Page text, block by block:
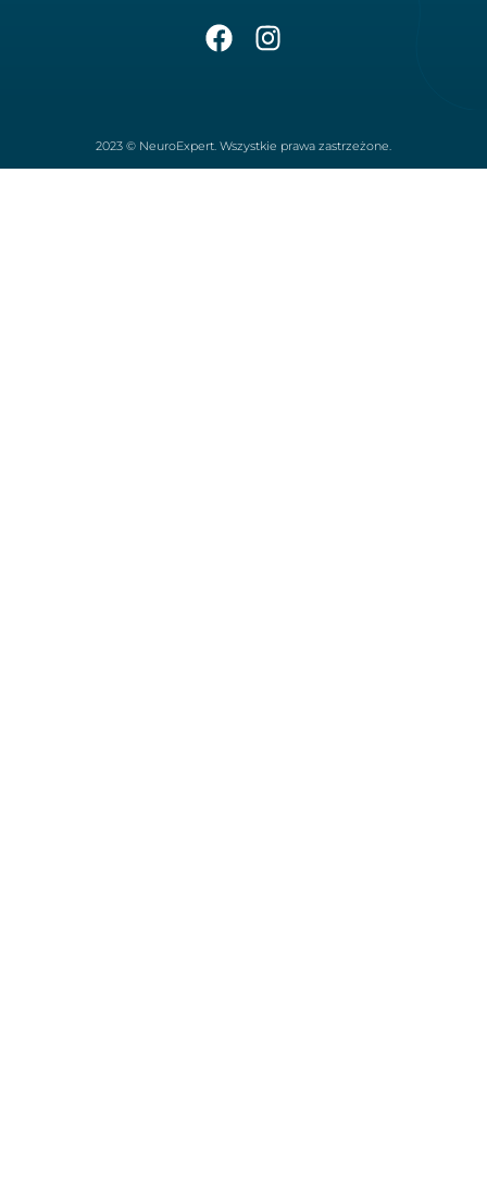
2023 © NeuroExpert. Wszystkie prawa zastrzeżone.